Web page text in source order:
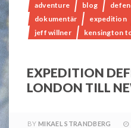
adventure blog
dokumentär
expedition
jeff willner
kensington
EXPEDITION
LONDON TILL
BY MIKAEL STRANDBERG